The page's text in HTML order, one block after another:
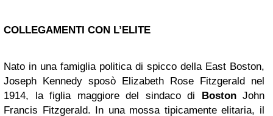
COLLEGAMENTI CON L’ELITE
Nato in una famiglia politica di spicco della East Boston,
Joseph Kennedy sposò Elizabeth Rose Fitzgerald nel
1914, la figlia maggiore del sindaco di BostonJohn
Francis Fitzgerald. In una mossa tipicamente elitaria, il